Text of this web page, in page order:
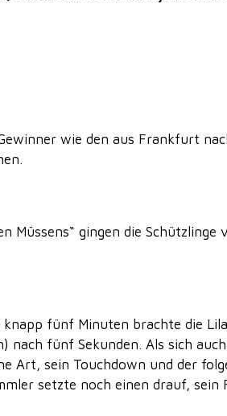
wie den aus Frankfurt
Müssens“ gingen die
fünf Minuten brachte die
nach fünf Sekunden. Als sich
Art, sein Touchdown und der
setzte noch einen drauf, sein